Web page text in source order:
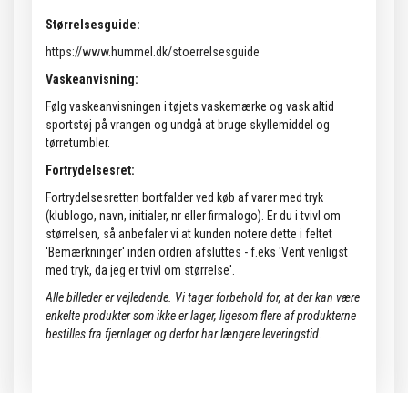
Størrelsesguide:
https://www.hummel.dk/stoerrelsesguide
Vaskeanvisning:
Følg vaskeanvisningen i tøjets vaskemærke og vask altid
sportstøj på vrangen og undgå at bruge skyllemiddel og
tørretumbler.
Fortrydelsesret:
Fortrydelsesretten bortfalder ved køb af varer med tryk
(klublogo, navn, initialer, nr eller firmalogo). Er du i tvivl om
størrelsen, så anbefaler vi at kunden notere dette i feltet
'Bemærkninger' inden ordren afsluttes - f.eks 'Vent venligst
med tryk, da jeg er tvivl om størrelse'.
Alle billeder er vejledende. Vi tager forbehold for, at der kan være
enkelte produkter som ikke er lager, ligesom flere af produkterne
bestilles fra fjernlager og derfor har længere leveringstid.